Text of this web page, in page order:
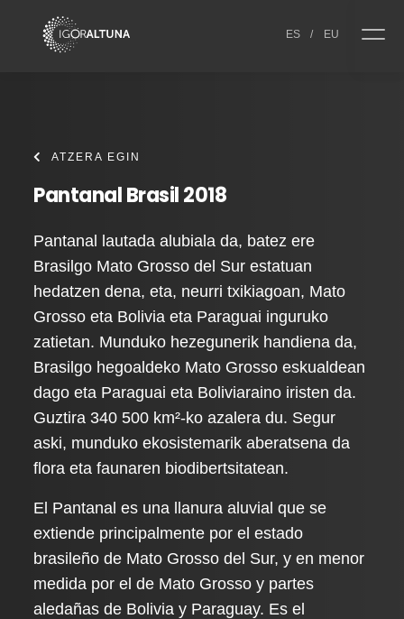
ES / EU
ATZERA EGIN
Pantanal Brasil 2018
Pantanal lautada alubiala da, batez ere
Brasilgo Mato Grosso del Sur estatuan
hedatzen dena, eta, neurri txikiagoan, Mato
Grosso eta Bolivia eta Paraguai inguruko
zatietan. Munduko hezegunerik handiena da,
Brasilgo hegoaldeko Mato Grosso eskualdean
dago eta Paraguai eta Boliviaraino iristen da.
Guztira 340 500 km²-ko azalera du. Segur
aski, munduko ekosistemarik aberatsena da
flora eta faunaren biodibertsitatean.
El Pantanal es una llanura aluvial que se
extiende principalmente por el estado
brasileño de Mato Grosso del Sur, y en menor
medida por el de Mato Grosso y partes
aledañas de Bolivia y Paraguay. Es el